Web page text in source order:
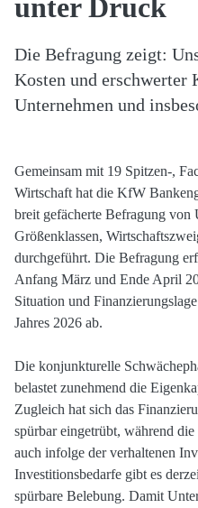
unter Druck
Die Befragung zeigt:
Kosten und erschwerter
Unternehmen und
Gemeinsam mit 19 Spitzen-,
Wirtschaft hat die KfW
breit gefächerte Befragung von
Größenklassen,
durchgeführt. Die Befragung
Anfang März und Ende April
Situation und
Jahres 2026 ab.
Die konjunkturelle
belastet zunehmend die
Zugleich hat sich das
spürbar eingetrübt, während
auch infolge der verhaltenen
Investitionsbedarfe gibt es
spürbare Belebung. Damit